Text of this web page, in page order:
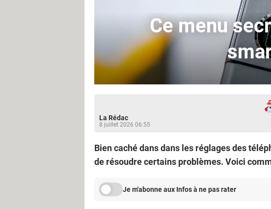
Ce menu
La Rédac
8 juillet 2026 06:55
Bien caché dans dans les réglages des
de résoudre certains problèmes. Voici
Je m'abonne aux Infos à ne pas rater